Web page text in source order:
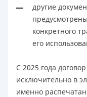
другие
конкретного
его
С 2025 года
исключительно в
именно